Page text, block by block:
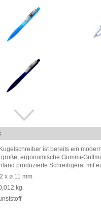
ist bereits ein
ergonomische Gummi-
produzierte Schreibgerät mit
x ø 11 mm
kg